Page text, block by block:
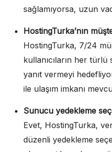
sağlamıyorsa, uzun
HostingTurka’nın
HostingTurka, 7/24
kullanıcıların her türlü
yanıt vermeyi
ile ulaşım imkanı
Sunucu yedekleme
Evet, HostingTurka,
düzenli yedekleme